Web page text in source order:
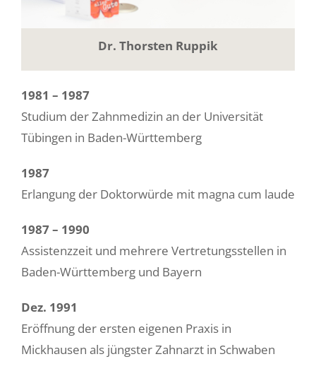
Dr. Thorsten Ruppik
1981 – 1987
Studium der Zahnmedizin an der Universität
Tübingen in Baden-Württemberg
1987
Erlangung der Doktorwürde mit magna cum laude
1987 – 1990
Assistenzzeit und mehrere Vertretungsstellen in
Baden-Württemberg und Bayern
Dez. 1991
Eröffnung der ersten eigenen Praxis in
Mickhausen als jüngster Zahnarzt in Schwaben